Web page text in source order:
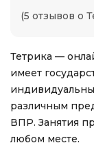
(5 отзывов о
Тетрика —
имеет
различным
ВПР. Занятия
любом месте.